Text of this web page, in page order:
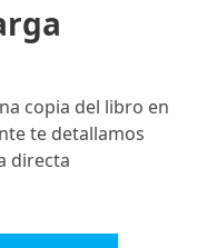
copia del libro en
te detallamos
directa